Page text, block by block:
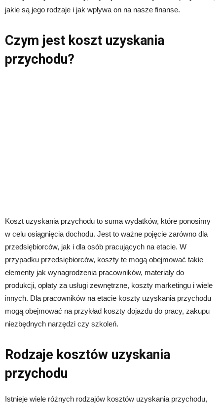
jakie są jego rodzaje i jak wpływa on na nasze finanse.
Czym jest koszt uzyskania
przychodu?
Koszt uzyskania przychodu to suma wydatków, które ponosimy
w celu osiągnięcia dochodu. Jest to ważne pojęcie zarówno dla
przedsiębiorców, jak i dla osób pracujących na etacie. W
przypadku przedsiębiorców, koszty te mogą obejmować takie
elementy jak wynagrodzenia pracowników, materiały do
produkcji, opłaty za usługi zewnętrzne, koszty marketingu i wiele
innych. Dla pracowników na etacie koszty uzyskania przychodu
mogą obejmować na przykład koszty dojazdu do pracy, zakupu
niezbędnych narzędzi czy szkoleń.
Rodzaje kosztów uzyskania
przychodu
Istnieje wiele różnych rodzajów kosztów uzyskania przychodu,